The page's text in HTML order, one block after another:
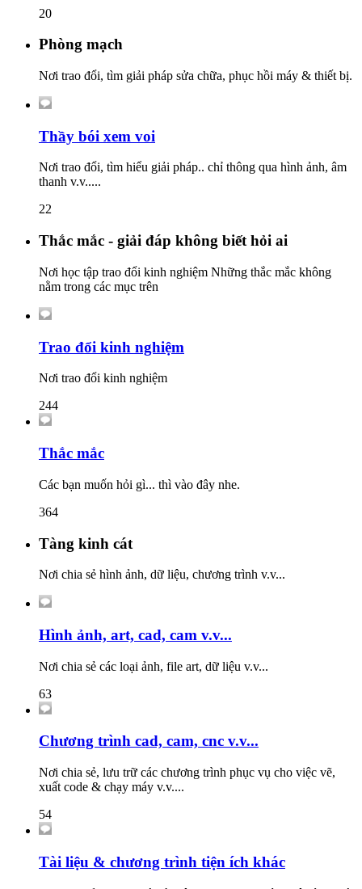
20
Phòng mạch
Nơi trao đổi, tìm giải pháp sửa chữa, phục hồi máy & thiết bị.
Thầy bói xem voi
Nơi trao đổi, tìm hiểu giải pháp.. chỉ thông qua hình ảnh, âm
thanh v.v.....
22
Thắc mắc - giải đáp không biết hỏi ai
Nơi học tập trao đổi kinh nghiệm Những thắc mắc không
nằm trong các mục trên
Trao đổi kinh nghiệm
Nơi trao đổi kinh nghiệm
244
Thắc mắc
Các bạn muốn hỏi gì... thì vào đây nhe.
364
Tàng kinh cát
Nơi chia sẻ hình ảnh, dữ liệu, chương trình v.v...
Hình ảnh, art, cad, cam v.v...
Nơi chia sẻ các loại ảnh, file art, dữ liệu v.v...
63
Chương trình cad, cam, cnc v.v...
Nơi chia sẻ, lưu trữ các chương trình phục vụ cho việc vẽ,
xuất code & chạy máy v.v....
54
Tài liệu & chương trình tiện ích khác